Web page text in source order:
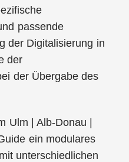
passende
der Digitalisierung in
der
der Übergabe des
Ulm | Alb-Donau |
ein modulares
unterschiedlichen